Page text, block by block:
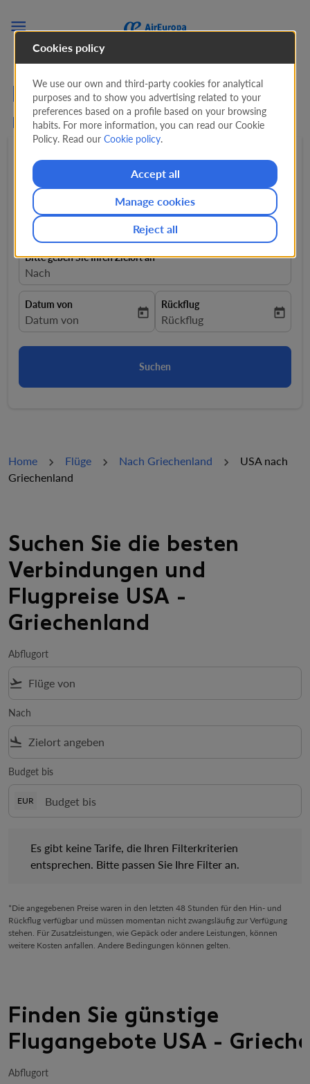

Flüge ab von den USA
nach Griechenland
Hin- und rückflug 1 Passagiere
Von
Flüge von
Bitte geben Sie Ihren Zielort an
Nach
Datum von
fc-booking-departure-date-aria-label
Datum von today
Rückflug
fc-booking-return-date-aria-
Rückflug today
Suchen
Home Flüge Nach Griechenland
USA nach
Griechenland
Suchen Sie die besten
Verbindungen und
Flugpreise USA -
Griechenland
Abflugort
flight_takeoff
Nach
flight_land
Budget bis
EUR
Es gibt keine Tarife, die Ihren Filterkriterien
entsprechen. Bitte passen Sie Ihre Filter an.
*Die angegebenen Preise waren in den letzten 48 Stunden für den Hin- und
Rückflug verfügbar und müssen momentan nicht zwangsläufig zur Verfügung
stehen. Für Zusatzleistungen, wie Gepäck oder andere Leistungen, können
weitere Kosten anfallen. Andere Bedingungen können gelten.
Finden Sie günstige
Flugangebote USA -
Abflugort
Cookies policy
We use our own and third-party cookies for analytical
purposes and to show you advertising related to your
preferences based on a profile based on your browsing
habits. For more information, you can read our Cookie
Policy. Read ourCookie policy.
Accept all
Reject all
Manage cookies